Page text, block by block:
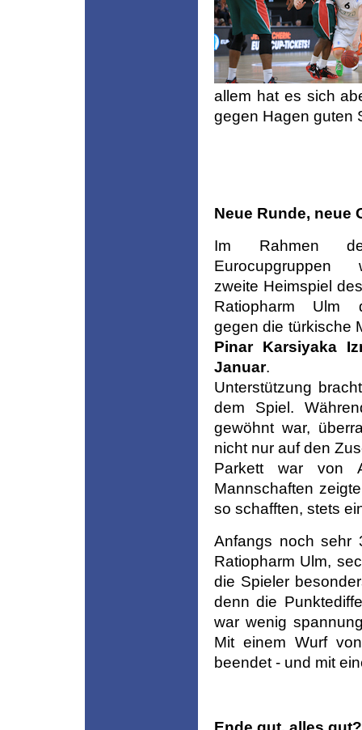
allem hat es sich
gegen Hagen guten
Neue Runde, neue
Im Rahmen
zweite Heimspiel
Ratiopharm Ulm
gegen die türkische
Pinar Karsiyaka
Januar.
Unterstützung
dem Spiel.
gewöhnt war,
nicht nur auf den
Parkett war von
Mannschaften
so schafften, stets
Anfangs noch sehr
Ratiopharm Ulm,
die Spieler
denn die
war wenig
Mit einem Wurf
beendet - und mit